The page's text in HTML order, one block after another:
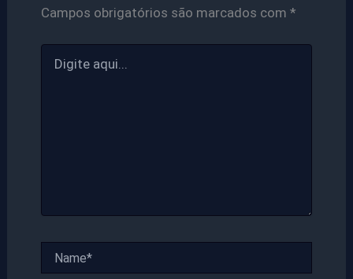
Campos obrigatórios são marcados com *
aqui...